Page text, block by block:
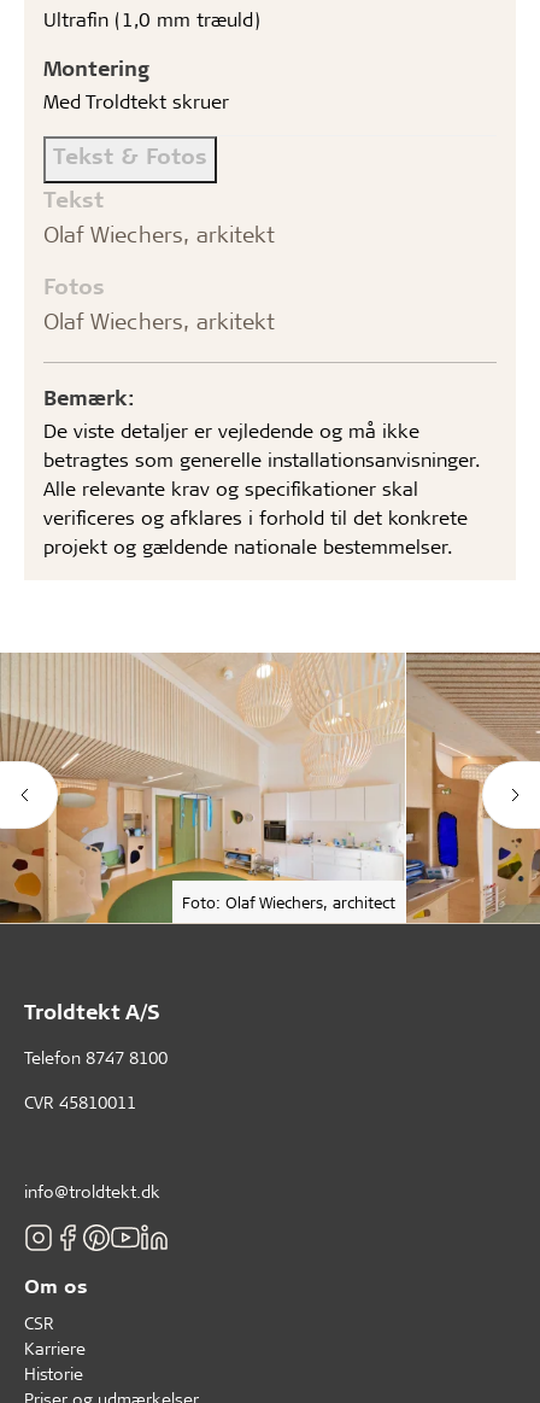
Ultrafin (1,0 mm træuld)
Montering
Med Troldtekt skruer
Tekst & Fotos
Tekst
Olaf Wiechers, arkitekt
Fotos
Olaf Wiechers, arkitekt
Bemærk:
De viste detaljer er vejledende og må ikke
betragtes som generelle installationsanvisninger.
Alle relevante krav og specifikationer skal
verificeres og afklares i forhold til det konkrete
projekt og gældende nationale bestemmelser.
Foto: Olaf Wiechers, architect
Troldtekt A/S
Telefon 8747 8100
CVR 45810011
info@troldtekt.dk
Om os
CSR
Karriere
Historie